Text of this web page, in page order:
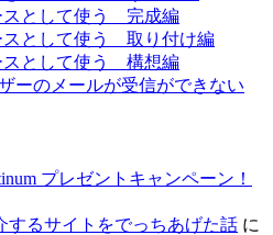
スとして使う 完成編
スとして使う 取り付け編
スとして使う 構想編
ーのメールが受信ができない
プレゼントキャンペーン！
するサイトをでっちあげた話 に